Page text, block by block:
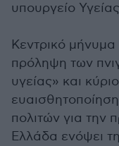
υπουργείο
Κεντρικό μήνυμα
πρόληψη των
υγείας» και
πολιτών για την
Ελλάδα ενόψει